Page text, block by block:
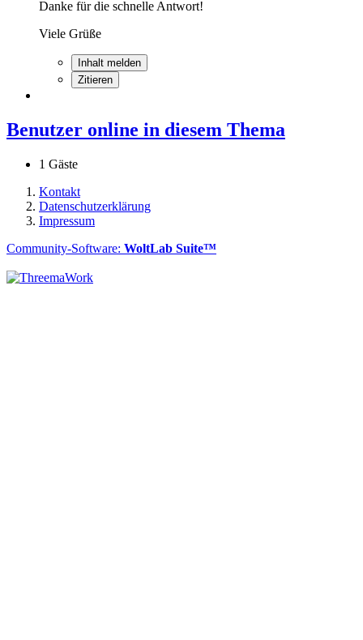
Danke für die schnelle Antwort!
Viele Grüße
Inhalt melden
Zitieren
Benutzer online in diesem Thema
1 Gäste
Kontakt
Datenschutzerklärung
Impressum
Community-Software: WoltLab Suite™